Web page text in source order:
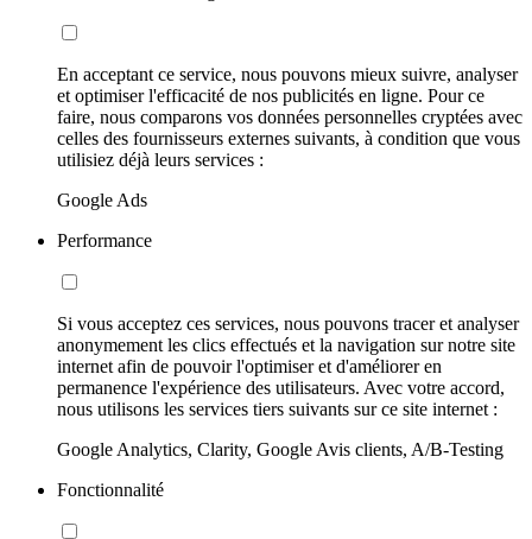
En acceptant ce service, nous pouvons mieux suivre, analyser
et optimiser l'efficacité de nos publicités en ligne. Pour ce
faire, nous comparons vos données personnelles cryptées avec
celles des fournisseurs externes suivants, à condition que vous
utilisiez déjà leurs services :
Google Ads
Performance
Si vous acceptez ces services, nous pouvons tracer et analyser
anonymement les clics effectués et la navigation sur notre site
internet afin de pouvoir l'optimiser et d'améliorer en
permanence l'expérience des utilisateurs. Avec votre accord,
nous utilisons les services tiers suivants sur ce site internet :
Google Analytics, Clarity, Google Avis clients, A/B-Testing
Fonctionnalité